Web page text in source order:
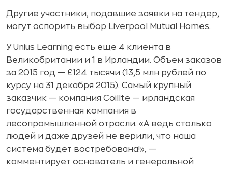
Другие участники, подавшие заявки на тендер,
могут оспорить выбор Liverpool Mutual Homes.
У Unius Learning есть еще 4 клиента в
Великобритании и 1 в Ирландии. Объем заказов
за 2015 год — £124 тысячи (13,5 млн рублей по
курсу на 31 декабря 2015). Самый крупный
заказчик — компания Coillte — ирландская
государственная компания в
лесопромышленной отрасли. «А ведь столько
людей и даже друзей не верили, что наша
система будет востребована!», —
комментирует основатель и генеральной